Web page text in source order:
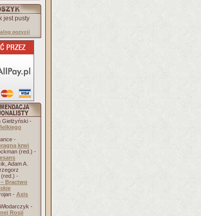
jest pusty
pozycji
Giełżyński -
-
krwi
(red.) -
Adam A.
(red.) -
Bractwo
- Axis
-
Rosji